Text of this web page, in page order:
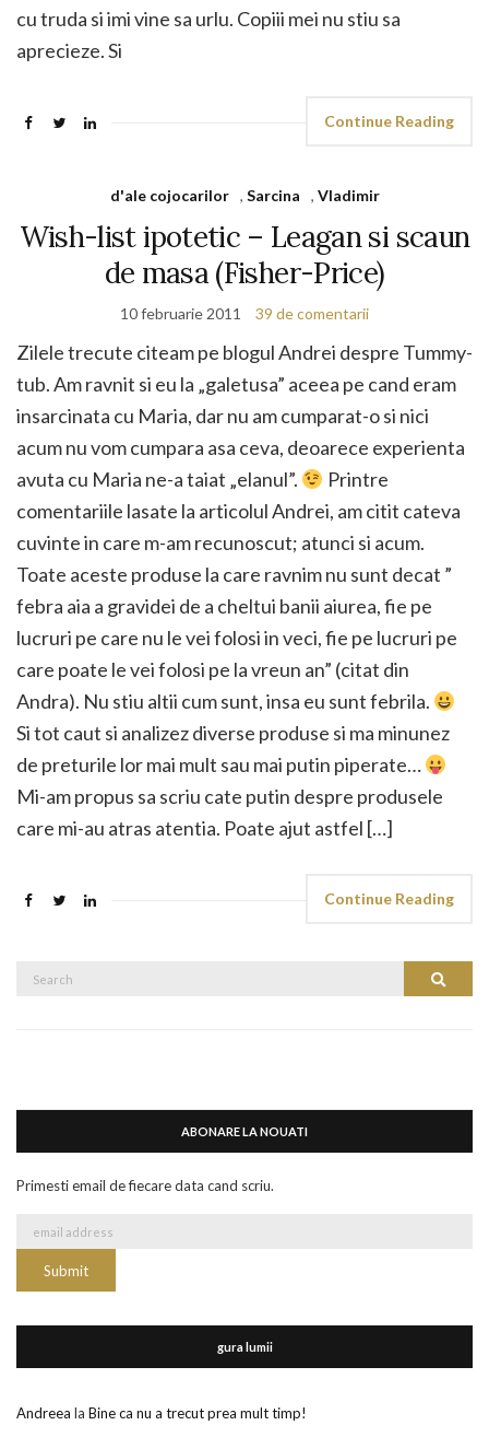
cu truda si imi vine sa urlu. Copiii mei nu stiu sa
aprecieze. Si
Continue Reading
d'ale cojocarilor , Sarcina , Vladimir
Wish-list ipotetic – Leagan si scaun
de masa (Fisher-Price)
10 februarie 2011 39 de comentarii
Zilele trecute citeam pe blogul Andrei despre Tummy-
tub. Am ravnit si eu la „galetusa” aceea pe cand eram
insarcinata cu Maria, dar nu am cumparat-o si nici
acum nu vom cumpara asa ceva, deoarece experienta
avuta cu Maria ne-a taiat „elanul”.
Printre
comentariile lasate la articolul Andrei, am citit cateva
cuvinte in care m-am recunoscut; atunci si acum.
Toate aceste produse la care ravnim nu sunt decat ”
febra aia a gravidei de a cheltui banii aiurea, fie pe
lucruri pe care nu le vei folosi in veci, fie pe lucruri pe
care poate le vei folosi pe la vreun an” (citat din
Andra). Nu stiu altii cum sunt, insa eu sunt febrila.
Si tot caut si analizez diverse produse si ma minunez
de preturile lor mai mult sau mai putin piperate…
Mi-am propus sa scriu cate putin despre produsele
care mi-au atras atentia. Poate ajut astfel […]
Continue Reading
Search
ABONARE LA NOUATI
Primesti email de fiecare data cand scriu.
gura lumii
Andreea la Bine ca nu a trecut prea mult timp!